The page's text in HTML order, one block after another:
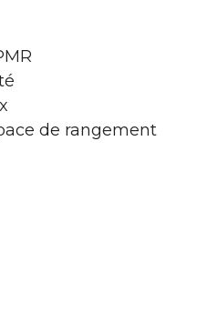
de rangement